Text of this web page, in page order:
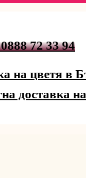
72 33 94
на цветя в
доставка